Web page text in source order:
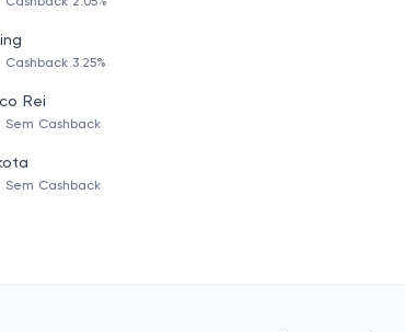
Cashback 3.25%
Rei
Sem Cashback
Sem Cashback